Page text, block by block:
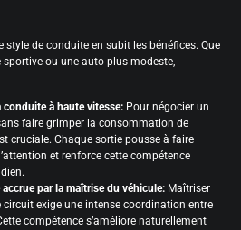
style de conduite en subit les bénéfices. Que
ou une auto plus modeste,
conduite à haute vitesse: Pour négocier un
faire grimper la consommation de
cruciale. Chaque sortie pousse à faire
et renforce cette compétence
par la maîtrise du véhicule: Maîtriser
exige une intense coordination entre
compétence s’améliore naturellement